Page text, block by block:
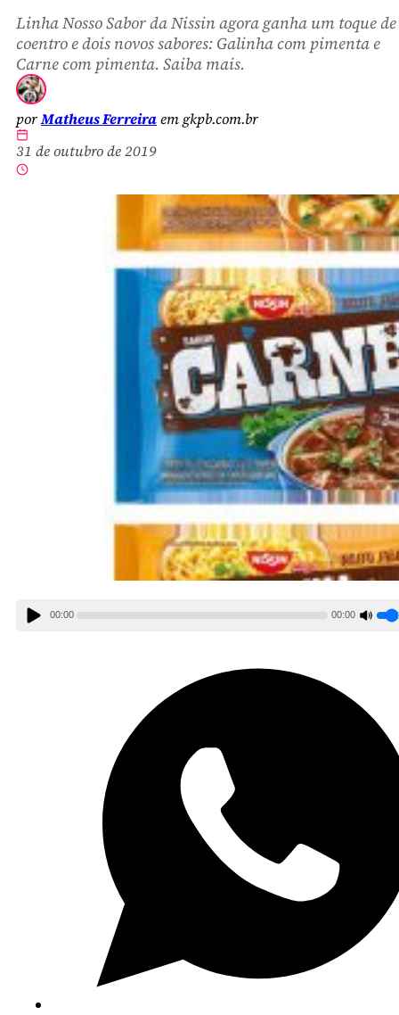
Linha Nosso Sabor da Nissin agora ganha um toque de
coentro e dois novos sabores: Galinha com pimenta e
Carne com pimenta. Saiba mais.
porMatheus Ferreiraem gkpb.com.br
31 de outubro de 2019
00:00 00:00